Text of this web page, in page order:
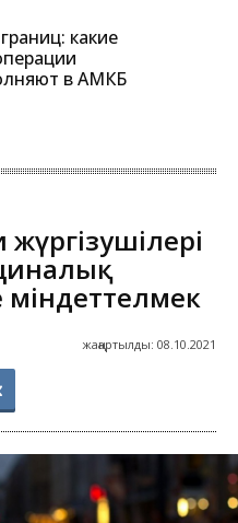
какие
в АМКБ